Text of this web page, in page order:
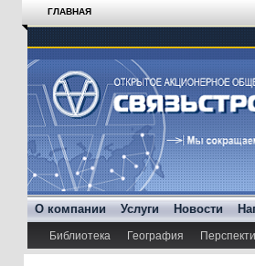
ГЛАВНАЯ
О компании Услуги Новости
Библиотека География